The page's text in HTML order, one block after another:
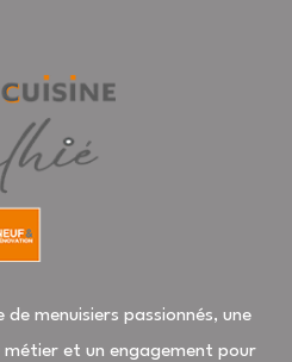
menuisiers passionnés, une
et un engagement pour